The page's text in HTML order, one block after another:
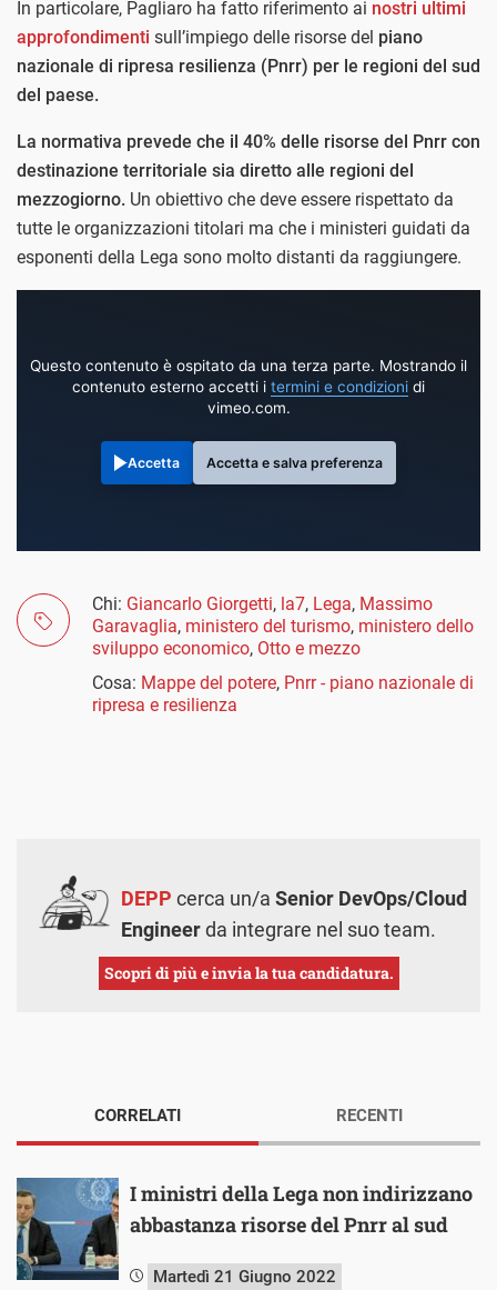
In particolare, Pagliaro ha fatto riferimento ai nostri ultimi
approfondimenti sull’impiego delle risorse del piano
nazionale di ripresa resilienza (Pnrr) per le regioni del sud
del paese.
La normativa prevede che il 40% delle risorse del Pnrr con
destinazione territoriale sia diretto alle regioni del
mezzogiorno. Un obiettivo che deve essere rispettato da
tutte le organizzazioni titolari ma che i ministeri guidati da
esponenti della Lega sono molto distanti da raggiungere.
Questo contenuto è ospitato da una terza parte. Mostrando il
contenuto esterno accetti i termini e condizioni di
vimeo.com.
Accetta Accetta e salva preferenza
Chi: Giancarlo Giorgetti, la7, Lega, Massimo
Garavaglia, ministero del turismo, ministero dello
sviluppo economico, Otto e mezzo
Cosa: Mappe del potere, Pnrr - piano nazionale di
ripresa e resilienza
DEPP cerca un/a Senior DevOps/Cloud
Engineerda integrare nel suo team.
Scopri di più e invia la tua candidatura.
CORRELATI
I ministri della Lega non indirizzano
abbastanza risorse del Pnrr al sud
Martedì 21 Giugno 2022
RECENTI